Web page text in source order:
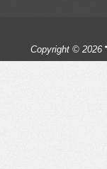
Copyright © 2026